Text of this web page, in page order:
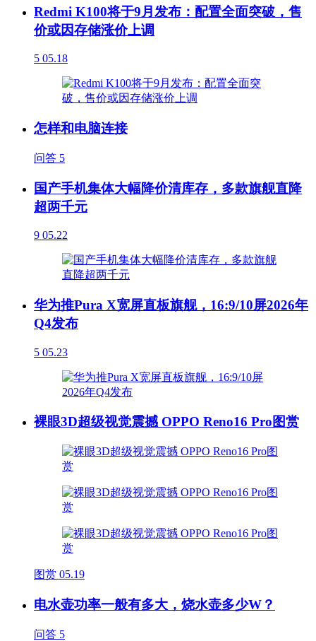
Redmi K100将于9月发布：配置全面突破，售
价或因存储涨价上调
5 05.18
怎样和电脑连接
问答 5
国产手机集体大幅降价清库存，多款旗舰直降
超两千元
9 05.22
华为推Pura X宽屏直板旗舰，16:9/10屏2026年
Q4发布
5 05.23
裸眼3D超级视觉震撼 OPPO Reno16 Pro图赏
图赏 05.19
电水壶功率一般有多大，烧水壶多少W？
问答 5